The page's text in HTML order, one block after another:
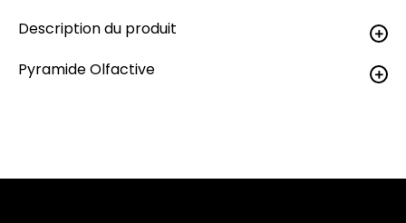
Description du produit
Pyramide Olfactive